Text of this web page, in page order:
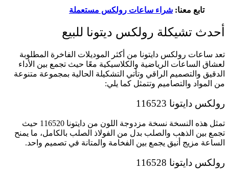
تابع معنا: شراء ساعات رولكس مستعملة
أحدث تشيكلة رولكس ديتونا للبيع
تعد ساعات رولكس دايتونا من أكثر الموديلات الفاخرة المطلوبة
لعشاق الساعات الرياضية والكلاسيكية معًا حيث تجمع بين الأداء
الدقيق والتصميم الراقي وتأتي التشكيلة الحالية بمجموعة متنوعة
من المواد والتصاميم وتتمثل كما يلي:
رولكس دايتونا 116523
تمثل هذه النسخة نسخة مزدوجة اللون من دايتونا 116520 حيث
تجمع بين الذهب والصلب بدل من الفولاذ الصلب بالكامل، ما يمنح
الساعة مزيج أنيق يجمع بين الفخامة والمتانة في تصميم واحد.
رولكس دايتونا 116528